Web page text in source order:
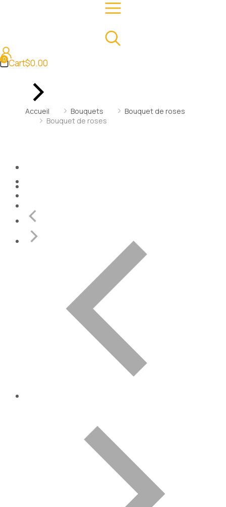
Cart$0.00
Vous êtes ici :
Accueil Bouquets
Bouquet de roses
Bouquet de roses